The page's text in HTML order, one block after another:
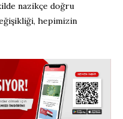
nazikçe doğru
hepimizin